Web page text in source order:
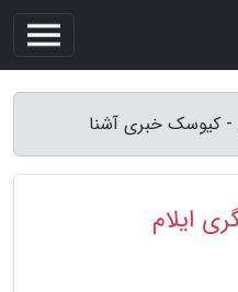
- کیوسک خبری آشنا
ایلام